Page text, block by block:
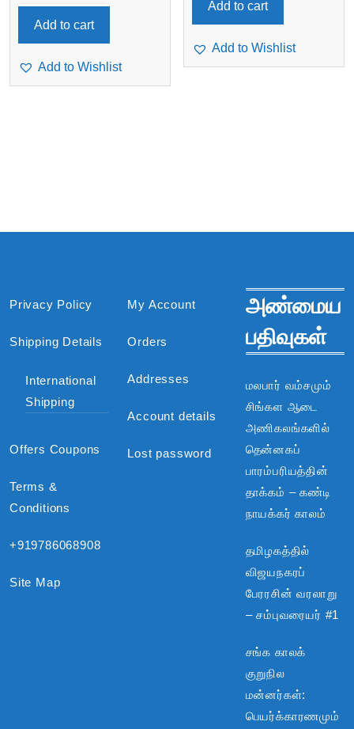
Add to cart
Add to Wishlist
Add to cart
Add to Wishlist
Privacy Policy
Shipping Details
International
Shipping
Offers Coupons
Terms &
Conditions
+919786068908
Site Map
My Account
Orders
Addresses
Account details
Lost password
அண்மைய
பதிவுகள்
மலபார் வம்சமும்
சிங்கள ஆடை
அணிகலங்களில்
தென்னகப்
பாரம்பரியத்தின்
தாக்கம் – கண்டி
நாயக்கர் காலம்
தமிழகத்தில்
விஜயநகரப்
பேரரசின் வரலாறு
– சம்புவரையர் #1
சங்க காலக்
குறுநில
மன்னர்கள்:
பெயர்க்காரணமும்